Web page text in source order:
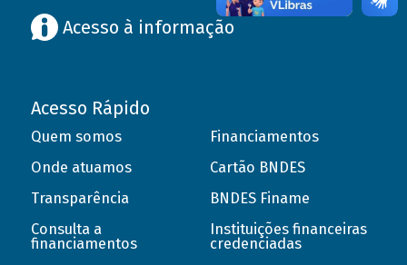
Acesso à informação
Acesso Rápido
Quem somos
Onde atuamos
Transparência
Consulta a
financiamentos
Financiamentos
Cartão BNDES
BNDES Finame
Instituições financeiras
credenciadas